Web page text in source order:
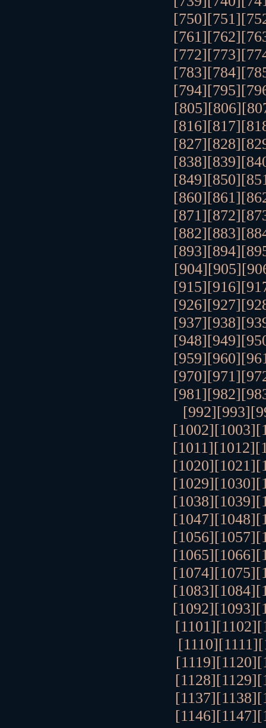
[750][751]
[761][762]
[772][773]
[783][784]
[794][795]
[805][806]
[816][817]
[827][828]
[838][839]
[849][850]
[860][861]
[871][872]
[882][883]
[893][894]
[904][905]
[915][916]
[926][927]
[937][938]
[948][949]
[959][960]
[970][971]
[981][982]
[992][993]
[1002][1003]
[1011][1012]
[1020][1021]
[1029][1030]
[1038][1039]
[1047][1048]
[1056][1057]
[1065][1066]
[1074][1075]
[1083][1084]
[1092][1093]
[1101][1102]
[1110][1111]
[1119][1120]
[1128][1129]
[1137][1138]
[1146][1147]